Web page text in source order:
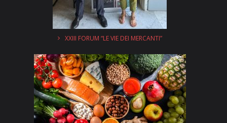
XXIII FORUM “LE VIE DEI MERCANTI”